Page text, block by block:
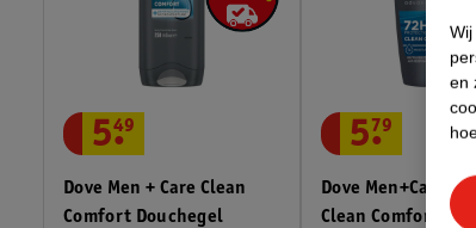
Dove Men + Care Clean
Comfort Douchegel
5.
49
Dove Men+Care
Clean Comfort
5.
79
en